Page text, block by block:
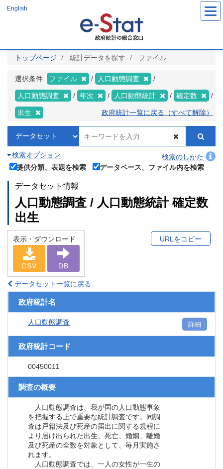
ツ
English
トップページ 統計データを探す ファイル
選択条件: ファイル 人口動態調査
人口動態調査 年次 人口動態統計 確定数
出生 政府統計一覧に戻る（すべて解除）
検索オプション
検索のしかた
提供分類、表題を検索
データベース、ファイル内を検索
データセット情報
人口動態調査 / 人口動態統計 確定数
出生
表示・ダウンロード
CSV DB
URLをコピー
データセット一覧に戻る
政府統計名
人口動態調査 詳細
政府統計コード
00450011
調査の概要
人口動態調査は、我が国の人口動態事象
を把握する上で重要な統計調査です。同調
査は戸籍法及び死産の届出に関する規程に
より届け出られた出生、死亡、婚姻、離婚
及び死産の全数を対象として、毎月実施さ
れます。
人口動態調査では、一人の女性が一生の